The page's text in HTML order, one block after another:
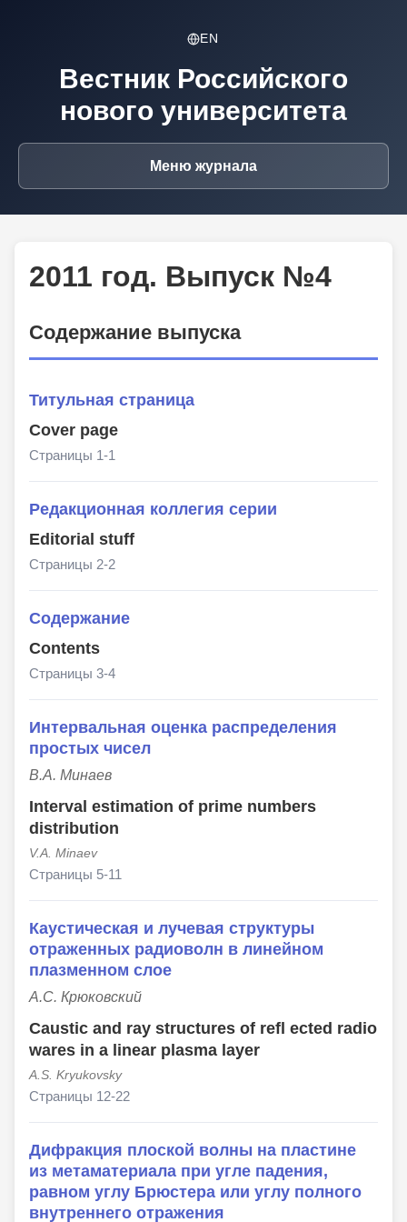
EN
Вестник Российского
нового университета
Меню журнала
2011 год. Выпуск №4
Содержание выпуска
Титульная страница
Cover page
Страницы 1-1
Редакционная коллегия серии
Editorial stuff
Страницы 2-2
Содержание
Сontents
Страницы 3-4
Интервальная оценка распределения
простых чисел
В.А. Минаев
Interval estimation of prime numbers
distribution
V.А. Minaev
Страницы 5-11
Каустическая и лучевая структуры
отраженных радиоволн в линейном
плазменном слое
А.С. Крюковский
Caustic and ray structures of refl ected radio
wares in a linear plasma layer
A.S. Kryukovsky
Страницы 12-22
Дифракция плоской волны на пластине
из метаматериала при угле падения,
равном углу Брюстера или углу полного
внутреннего отражения